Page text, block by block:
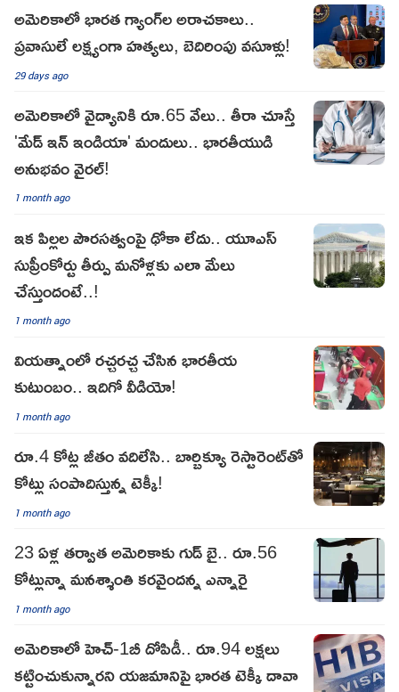
అమెరికాలో భారత గ్యాంగ్‌ల అరాచకాలు..
ప్రవాసులే లక్ష్యంగా హత్యలు, బెదిరింపు వసూళ్లు!
29 days ago
అమెరికాలో వైద్యానికి రూ.65 వేలు.. తీరా చూస్తే
'మేడ్ ఇన్ ఇండియా' మందులు.. భారతీయుడి
అనుభవం వైరల్!
1 month ago
ఇక పిల్లల పౌరసత్వంపై ఢోకా లేదు.. యూఎస్
సుప్రీంకోర్టు తీర్పు మ‌నోళ్ల‌కు ఎలా మేలు
చేస్తుందంటే..!
1 month ago
వియత్నాంలో రచ్చర‌చ్చ చేసిన భారతీయ
కుటుంబం.. ఇదిగో వీడియో!
1 month ago
రూ.4 కోట్ల జీతం వదిలేసి.. బార్బిక్యూ రెస్టారెంట్‌తో
కోట్లు సంపాదిస్తున్న టెక్కీ!
1 month ago
23 ఏళ్ల తర్వాత అమెరికాకు గుడ్ బై.. రూ.56
కోట్లున్నా మనశ్శాంతి కరవైందన్న ఎన్నారై
1 month ago
అమెరికాలో హెచ్-1బీ దోపిడీ.. రూ.94 లక్షలు
కట్టించుకున్నారని యజమానిపై భారత టెక్కీ దావా